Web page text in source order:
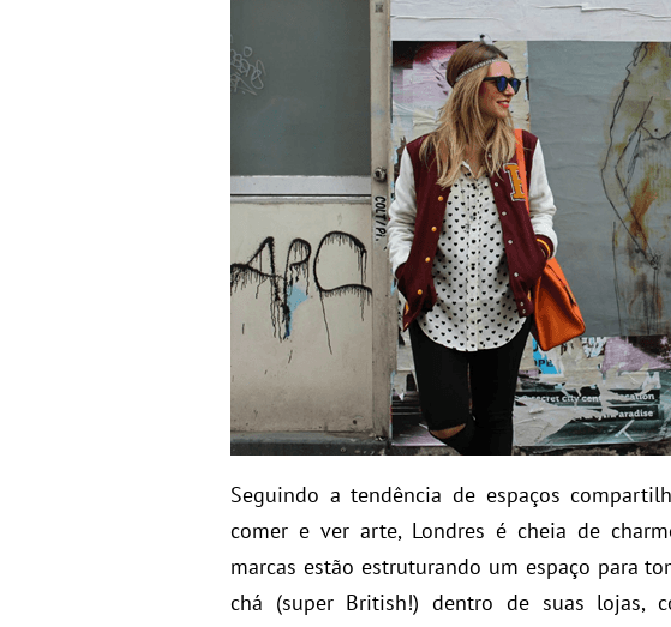
Seguindo a tendência de espaços
comer e ver arte, Londres é cheia de
marcas estão estruturando um espaço para
chá (super British!) dentro de suas lojas,